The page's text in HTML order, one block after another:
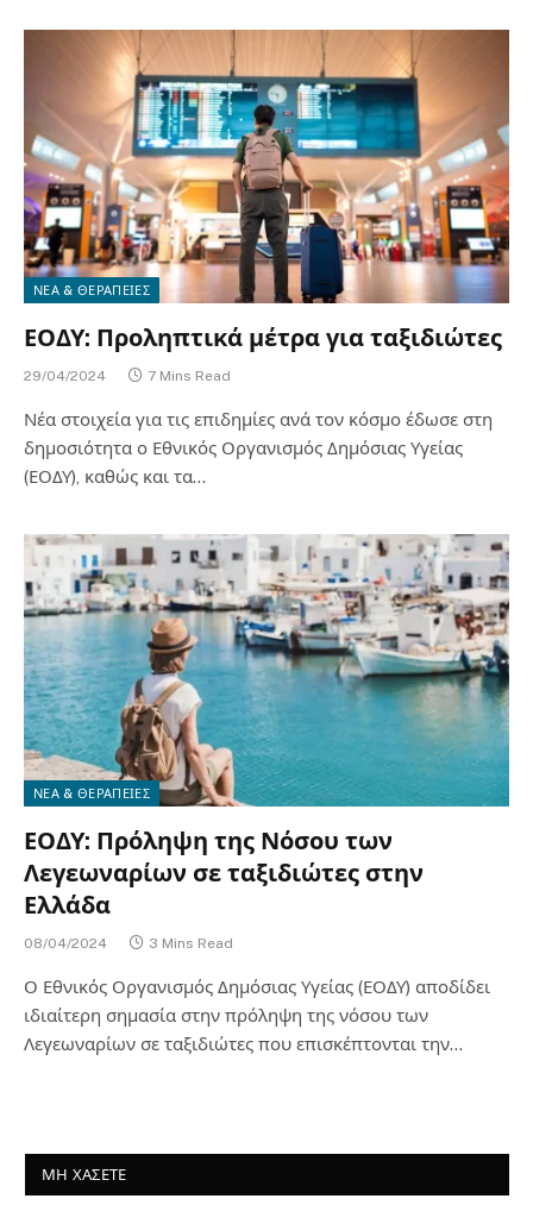
ΝΕΑ & ΘΕΡΑΠΕΙΕΣ
ΕΟΔΥ: Προληπτικά μέτρα για ταξιδιώτες
29/04/2024 7 Mins Read
Νέα στοιχεία για τις επιδημίες ανά τον κόσμο έδωσε στη
δημοσιότητα ο Εθνικός Οργανισμός Δημόσιας Υγείας
(ΕΟΔΥ), καθώς και τα…
ΝΕΑ & ΘΕΡΑΠΕΙΕΣ
ΕΟΔΥ: Πρόληψη της Νόσου των
Λεγεωναρίων σε ταξιδιώτες στην
Ελλάδα
08/04/2024 3 Mins Read
Ο Εθνικός Οργανισμός Δημόσιας Υγείας (ΕΟΔΥ) αποδίδει
ιδιαίτερη σημασία στην πρόληψη της νόσου των
Λεγεωναρίων σε ταξιδιώτες που επισκέπτονται την…
ΜΗ ΧΑΣΕΤΕ